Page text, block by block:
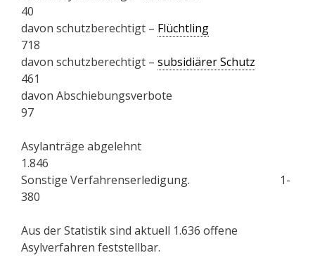
40
davon schutzberechtigt – Flüchtling
718
davon schutzberechtigt – subsidiärer Schutz
461
davon Abschiebungsverbote
97
Asylanträge abgelehnt
1.846
Sonstige Verfahrenserledigung. 1-
380
Aus der Statistik sind aktuell 1.636 offene
Asylverfahren feststellbar.